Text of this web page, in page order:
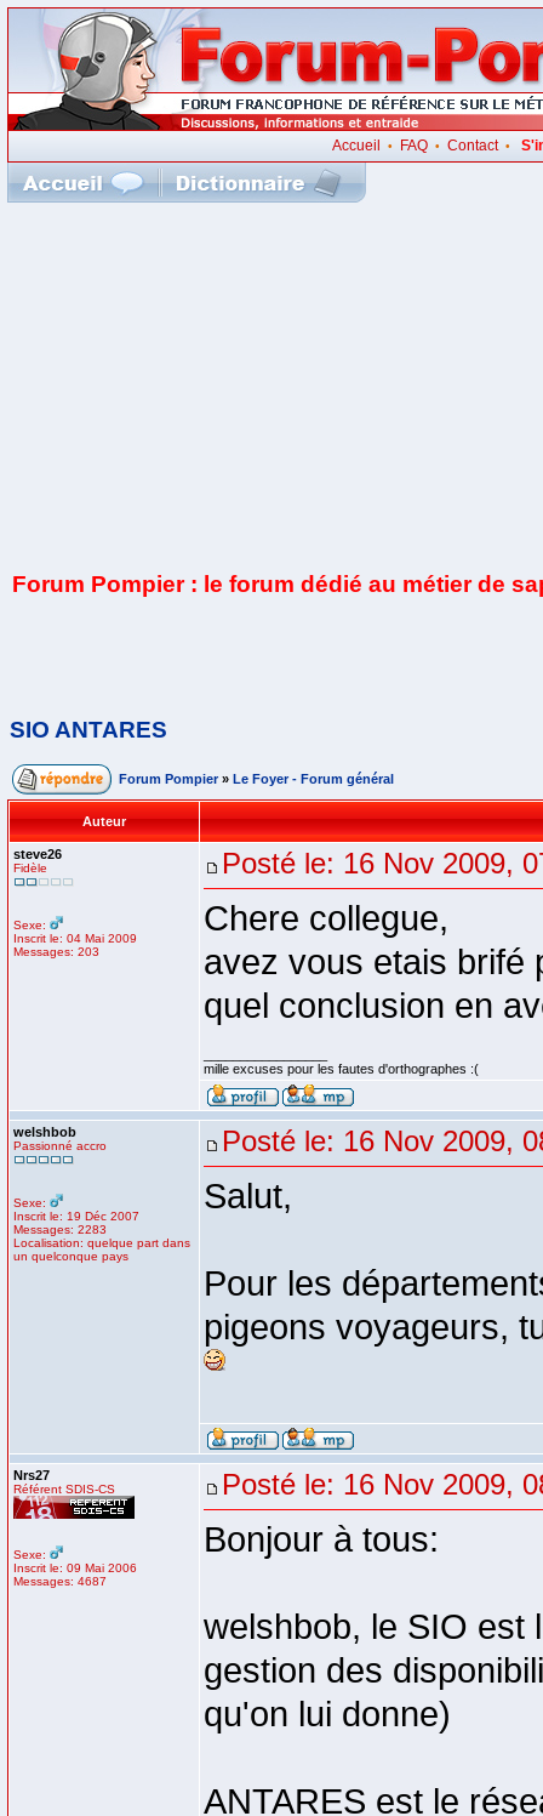
Accueil • FAQ• Contact•
Forum Pompier : le forum dédié au métier de
SIO ANTARES
Forum Pompier » Le Foyer - Forum général
Auteur
steve26
Fidèle
Sexe:
Inscrit le: 04 Mai 2009
Messages: 203
Posté le: 16 Nov 2009,
Chere collegue,
avez vous etais brifé
quel conclusion en
mille excuses pour les fautes d'orthographes :(
welshbob
Passionné accro
Sexe:
Inscrit le: 19 Déc 2007
Messages: 2283
Localisation: quelque part dans
un quelconque pays
Posté le: 16 Nov 2009,
Salut,
Pour les
pigeons voyageurs,
Nrs27
Référent SDIS-CS
Sexe:
Inscrit le: 09 Mai 2006
Messages: 4687
Posté le: 16 Nov 2009,
Bonjour à tous:
welshbob, le SIO est
gestion des
qu'on lui donne)
ANTARES est le